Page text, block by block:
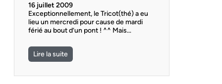
16 juillet 2009
Exceptionnellement, le Tricot(thé) a eu
lieu un mercredi pour cause de mardi
férié au bout d’un pont ! ^^ Mais…
Lire la suite